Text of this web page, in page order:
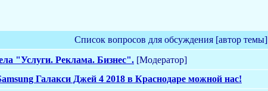
Список вопросов для обсуждения [автор темы]
"Услуги. Реклама. Бизнес". [Модератор]
Галакси Джей 4 2018 в Краснодаре можной нас!